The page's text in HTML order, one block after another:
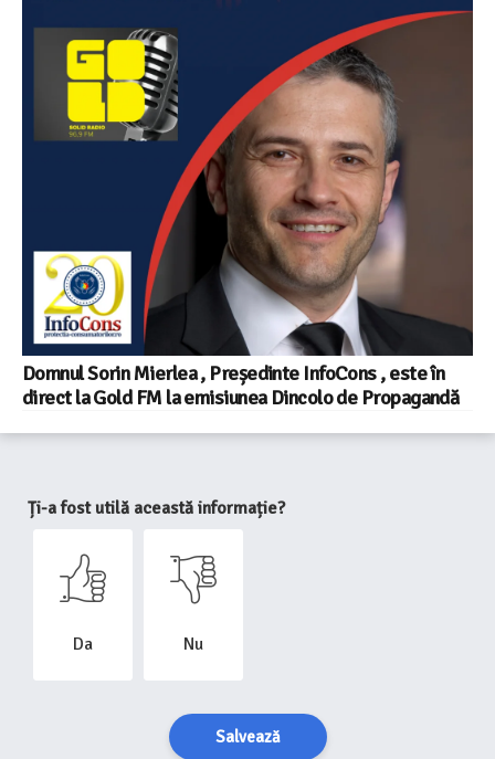
Domnul Sorin Mierlea , Președinte InfoCons , este în
direct la Gold FM la emisiunea Dincolo de Propagandă
Ți-a fost utilă această informație?
Da Nu
Salvează